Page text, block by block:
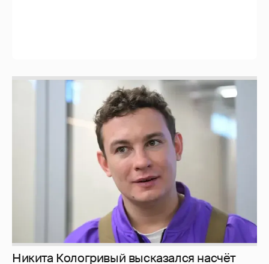
Никита Кологривый высказался насчёт